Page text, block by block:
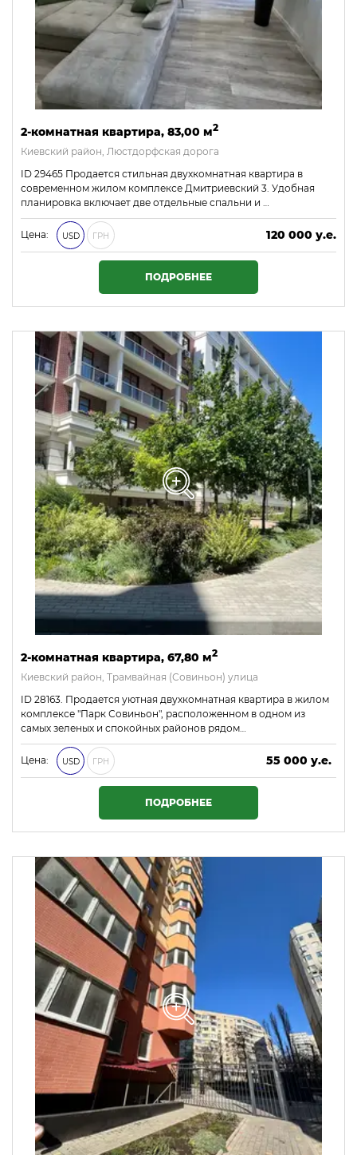
2-комнатная квартира, 83,00 м2
Киевский район, Люстдорфская дорога
ID 29465 Продается стильная двухкомнатная квартира в
современном жилом комплексе Дмитриевский 3. Удобная
планировка включает две отдельные спальни и …
Цена: USD ГРН
120 000 у.е.
5 160 000 ₴
ПОДРОБНЕЕ
2-комнатная квартира, 67,80 м2
Киевский район, Трамвайная (Совиньон) улица
ID 28163. Продается уютная двухкомнатная квартира в жилом
комплексе "Парк Совиньон", расположенном в одном из
самых зеленых и спокойных районов рядом…
Цена: USD ГРН
55 000 у.е.
2 365 000 ₴
ПОДРОБНЕЕ